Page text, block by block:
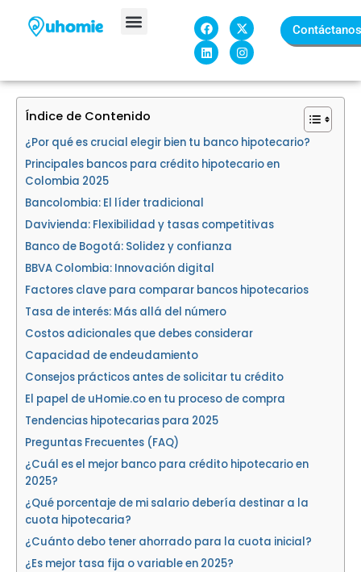
F
a
c
e
b
o
o
X
-
t
w
i
t
t
L
i
n
k
e
d
i
I
n
s
t
a
g
r
Índice de Contenido
¿Por qué es crucial elegir bien tu banco hipotecario?
Principales bancos para crédito hipotecario en
Colombia 2025
Bancolombia: El líder tradicional
Davivienda: Flexibilidad y tasas competitivas
Banco de Bogotá: Solidez y confianza
BBVA Colombia: Innovación digital
Factores clave para comparar bancos hipotecarios
Tasa de interés: Más allá del número
Costos adicionales que debes considerar
Capacidad de endeudamiento
Consejos prácticos antes de solicitar tu crédito
El papel de uHomie.co en tu proceso de compra
Tendencias hipotecarias para 2025
Preguntas Frecuentes (FAQ)
¿Cuál es el mejor banco para crédito hipotecario en
2025?
¿Qué porcentaje de mi salario debería destinar a la
cuota hipotecaria?
¿Cuánto debo tener ahorrado para la cuota inicial?
¿Es mejor tasa fija o variable en 2025?